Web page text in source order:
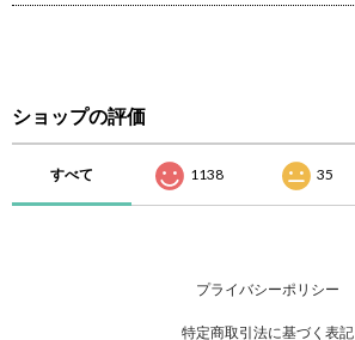
ショップの評価
すべて 1138 35
プライバシーポリシー
特定商取引法に基づく表記